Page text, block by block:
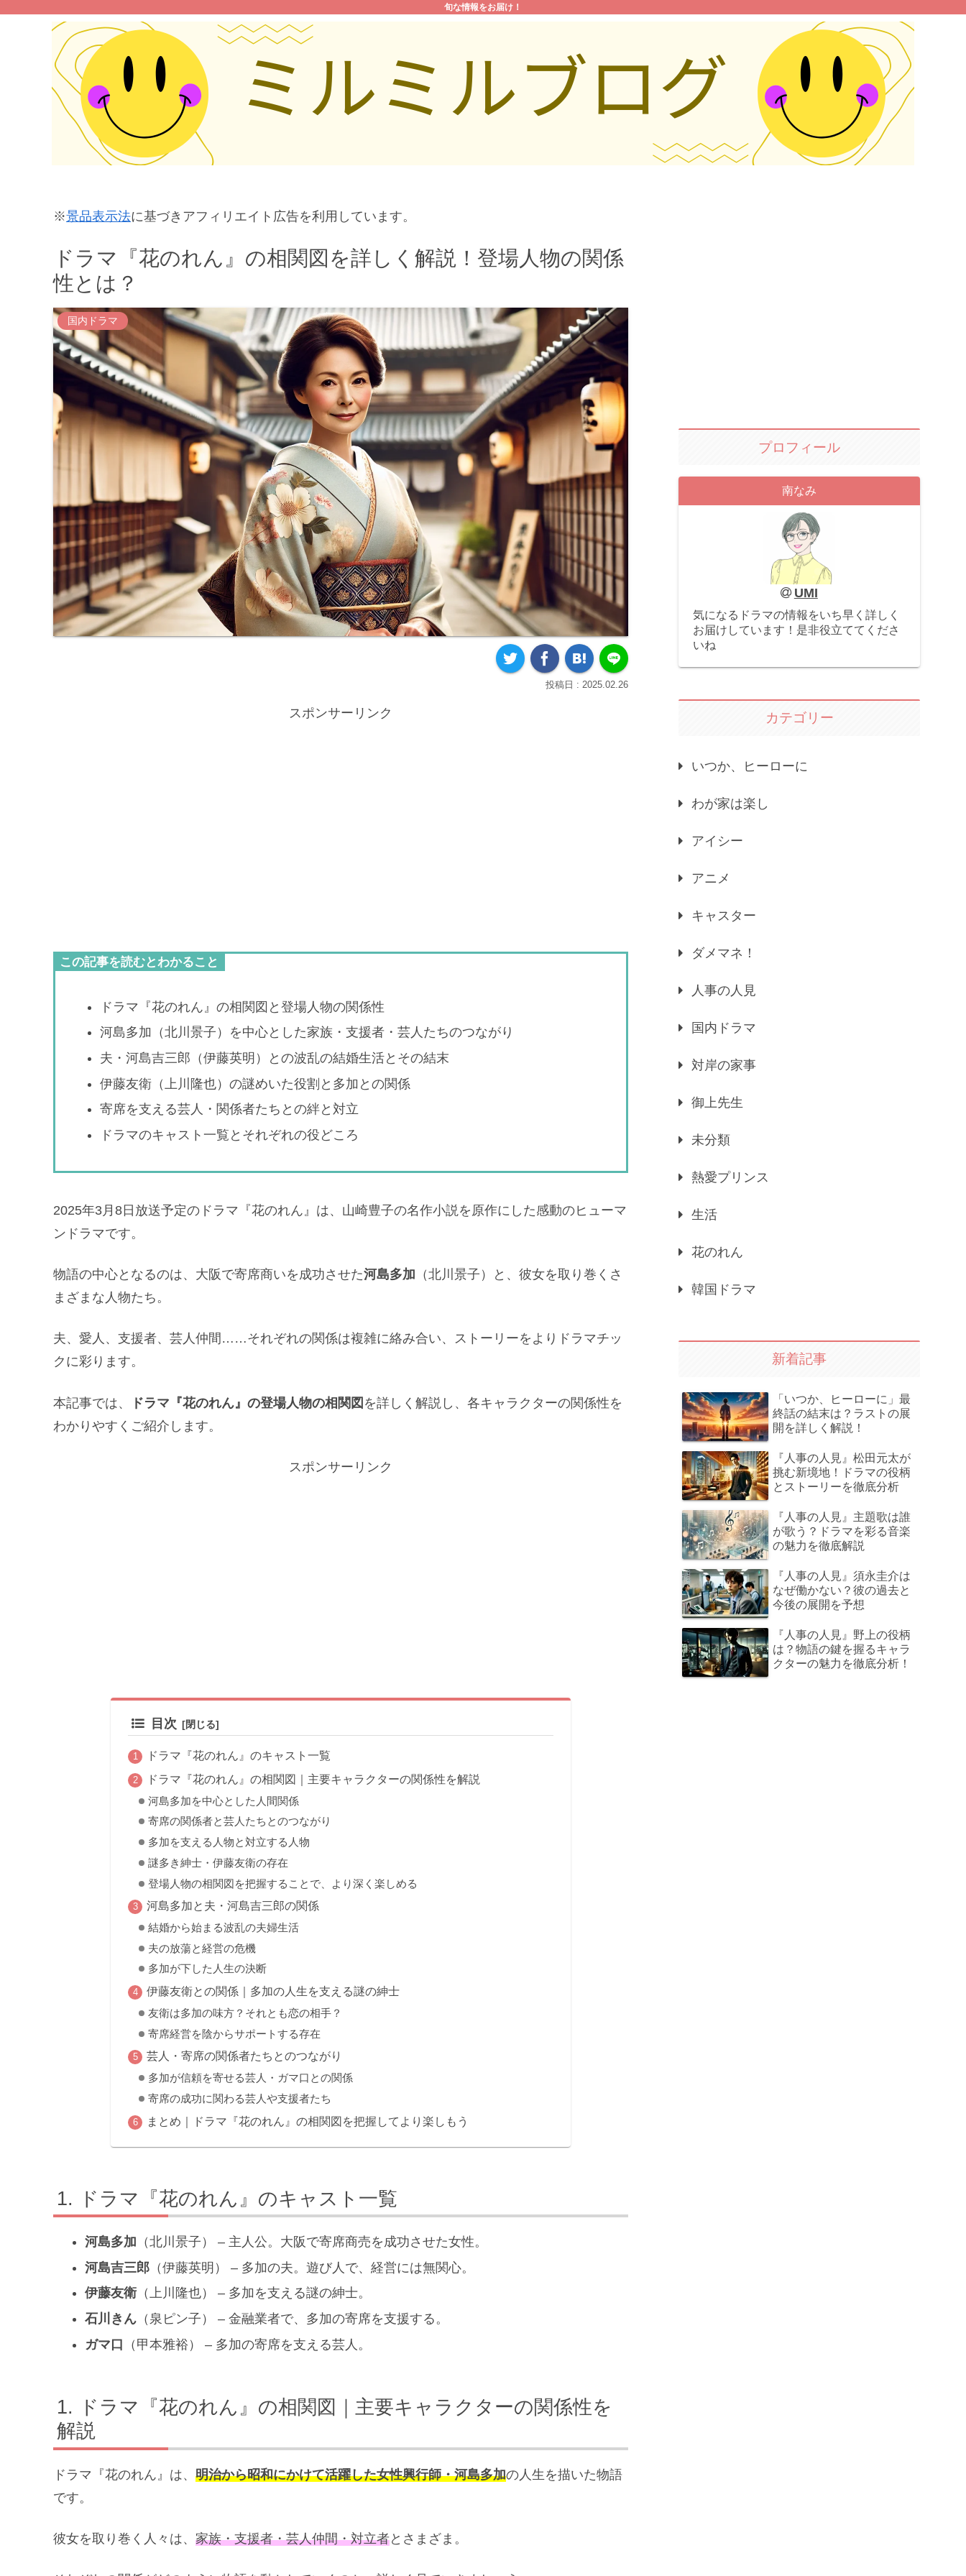
旬な情報をお届け！
※景品表示法に基づきアフィリエイト広告を利用しています。
ドラマ『花のれん』の相関図を詳しく解説！登場人物の関係
性とは？
国内ドラマ
2025.02.26
スポンサーリンク
この記事を読むとわかること
ドラマ『花のれん』の相関図と登場人物の関係性
河島多加（北川景子）を中心とした家族・支援者・芸人たちのつながり
夫・河島吉三郎（伊藤英明）との波乱の結婚生活とその結末
伊藤友衛（上川隆也）の謎めいた役割と多加との関係
寄席を支える芸人・関係者たちとの絆と対立
ドラマのキャスト一覧とそれぞれの役どころ
2025年3月8日放送予定のドラマ『花のれん』は、山崎豊子の名作小説を原作にした感動のヒューマ
ンドラマです。
物語の中心となるのは、大阪で寄席商いを成功させた河島多加 （北川景子）と、彼女を取り巻くさ
まざまな人物たち。
夫、愛人、支援者、芸人仲間……それぞれの関係は複雑に絡み合い、ストーリーをよりドラマチッ
クに彩ります。
本記事では、 ドラマ『花のれん』の登場人物の相関図 を詳しく解説し、各キャラクターの関係性を
わかりやすくご紹介します。
スポンサーリンク
目次
ドラマ『花のれん』のキャスト一覧
ドラマ『花のれん』の相関図｜主要キャラクターの関係性を解説
河島多加を中心とした人間関係
寄席の関係者と芸人たちとのつながり
多加を支える人物と対立する人物
謎多き紳士・伊藤友衛の存在
登場人物の相関図を把握することで、より深く楽しめる
河島多加と夫・河島吉三郎の関係
結婚から始まる波乱の夫婦生活
夫の放蕩と経営の危機
多加が下した人生の決断
伊藤友衛との関係｜多加の人生を支える謎の紳士
友衛は多加の味方？それとも恋の相手？
寄席経営を陰からサポートする存在
芸人・寄席の関係者たちとのつながり
多加が信頼を寄せる芸人・ガマ口との関係
寄席の成功に関わる芸人や支援者たち
まとめ｜ドラマ『花のれん』の相関図を把握してより楽しもう
ドラマ『花のれん』のキャスト一覧
河島多加 （北川景子） – 主人公。大阪で寄席商売を成功させた女性。
河島吉三郎（伊藤英明） – 多加の夫。遊び人で、経営には無関心。
伊藤友衛（上川隆也） – 多加を支える謎の紳士。
石川きん（泉ピン子） – 金融業者で、多加の寄席を支援する。
ガマ口 （甲本雅裕） – 多加の寄席を支える芸人。
ドラマ『花のれん』の相関図｜主要キャラクターの関係性を
解説
ドラマ『花のれん』は、 明治から昭和にかけて活躍した女性興行師・河島多加の人生を描いた物語
です。
彼女を取り巻く人々は、 家族・支援者・芸人仲間・対立者とさまざま。
プロフィール
南なみ
UMI
気になるドラマの情報をいち早く詳しく
お届けしています！是非役立ててくださ
いね
カテゴリー
いつか、ヒーローに
わが家は楽し
アイシー
アニメ
キャスター
ダメマネ！
人事の人見
国内ドラマ
対岸の家事
御上先生
未分類
熱愛プリンス
生活
花のれん
韓国ドラマ
新着記事
「いつか、ヒーローに」最
終話の結末は？ラストの展
開を詳しく解説！
『人事の人見』松田元太が
挑む新境地！ドラマの役柄
とストーリーを徹底分析
『人事の人見』主題歌は誰
が歌う？ドラマを彩る音楽
の魅力を徹底解説
『人事の人見』須永圭介は
なぜ働かない？彼の過去と
今後の展開を予想
『人事の人見』野上の役柄
は？物語の鍵を握るキャラ
クターの魅力を徹底分析！